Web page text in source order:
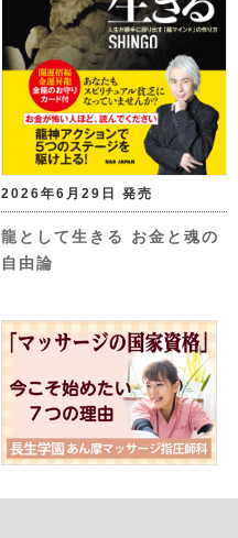
2026年6月29日 発売
龍として生きる お金と魂の
自由論